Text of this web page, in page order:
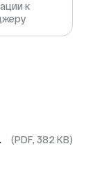
к
23 (PDF, 382 KB)